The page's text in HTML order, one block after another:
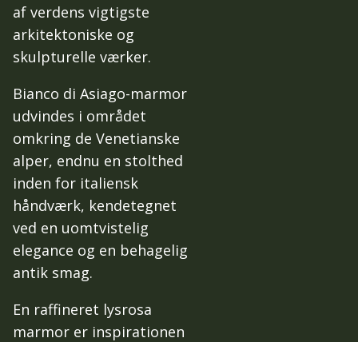
af verdens vigtigste
arkitektoniske og
skulpturelle værker.
Bianco di Asiago-marmor
udvindes i området
omkring de Venetianske
alper, endnu en stolthed
inden for italiensk
håndværk, kendetegnet
ved en uomtvistelig
elegance og en behagelig
antik smag.
En raffineret lysrosa
marmor er inspirationen